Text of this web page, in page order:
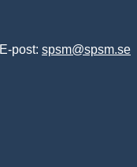
E-post: spsm@spsm.se